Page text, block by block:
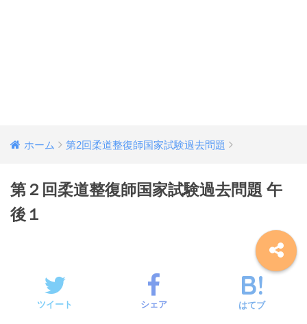
ホーム 第2回柔道整復師国家試験過去問題
第２回柔道整復師国家試験過去問題 午
後１
ツイート シェア はてブ